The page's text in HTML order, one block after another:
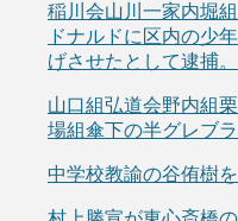
稲川会山川一家内堀
ドナルドに区内の少
げさせたとして逮捕。
山口組弘道会野内組
場組傘下の半グレブ
中学校教諭の谷侑樹